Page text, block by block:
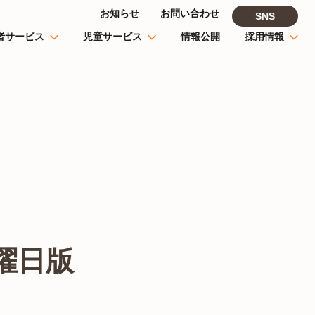
サービス 児童サービス 情報公開 採用情報
お知らせ お問い合わせ SNS
日版